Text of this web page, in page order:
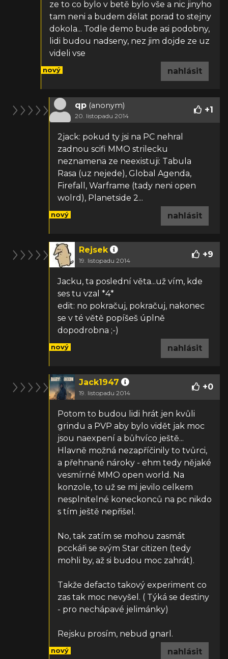
ze to co bylo v betě bylo vše a nic jinyho
tam neni a budem dělat porad to stejny
dokola... Todle demo bude asi podobny,
lidi budou nadseny, nez jim dojde ze uz
videli vse
nový nahlásit
qp (anonym)
20. listopadu 2014
+1
2jack: pokud ty jsi na PC nehral
zadnou scifi MMO strilecku
neznamena ze neexistuji: Tabula
Rasa (uz nejede), Global Agenda,
Firefall, Warframe (tady neni open
wolrd), Planetside 2...
nový nahlásit
Rejsek
19. listopadu 2014
+9
Jacku, ta poslední věta...už vím, kde
ses tu vzal *4*
edit: no pokračuj, pokračuj, nakonec
se v té větě popíšeš úplně
dopodrobna ;-)
nový nahlásit
Jack1947
19. listopadu 2014
+0
Potom to budou lidi hrát jen kvůli
grindu a PVP aby bylo vidět jak moc
jsou naexpení a bůhvíco ještě...
Hlavně možná nezapříčinily to tvůrci,
a přehnané nároky - ehm tedy nějaké
vesmírné MMO open world. Na
konzole, to už se mi jevilo celkem
nesplnitelné koneckonců na pc nikdo
s tím ještě nepřišel.
No, tak zatím se mohou zasmát
pcckáři se svým Star citizen (tedy
mohli by, až si budou moc zahrát).
Takže defacto takový experiment co
zas tak moc nevyšel. ( Týká se destiny
- pro nechápavé jelimánky)
Rejsku prosím, nebud gnarl.
nový nahlásit